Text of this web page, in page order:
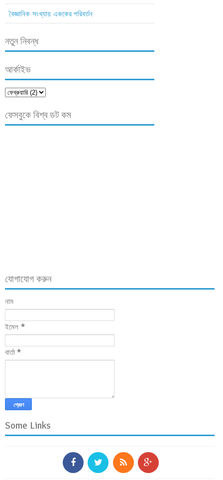
বৈজ্ঞানিক সংখ্যায় এককের পরিবর্তন
নতুন নিবন্ধ
আর্কাইভ
ফেসবুকে বিশ্ব ডট কম
যোগাযোগ করুন
নাম
ইমেল *
বার্তা*
Some Links